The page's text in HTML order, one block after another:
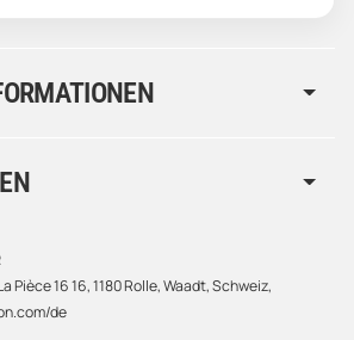
Pièce 16 16, 1180 Rolle, Waadt, Schweiz,
de